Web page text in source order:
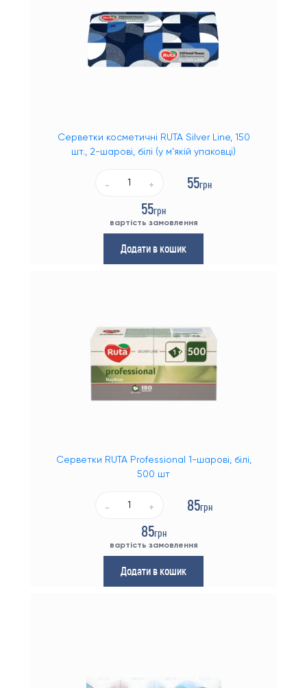
Серветки косметичні RUTA Silver Line, 150
шт., 2-шарові, білі (у м’якій упаковці)
- + 55грн
55грн
вартість замовлення
Додати в кошик
Серветки RUTA Professional 1-шарові, білі,
500 шт
- + 85грн
85грн
вартість замовлення
Додати в кошик